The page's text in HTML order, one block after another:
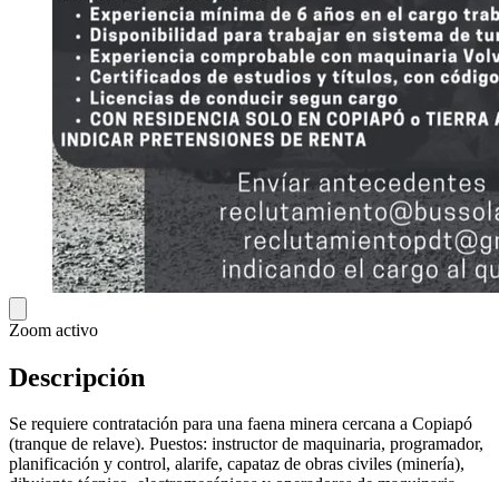
Zoom activo
Descripción
Se requiere contratación para una faena minera cercana a Copiapó
(tranque de relave). Puestos: instructor de maquinaria, programador,
planificación y control, alarife, capataz de obras civiles (minería),